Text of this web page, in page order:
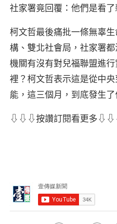
社家署竟回覆：他們是看了
柯文哲最後痛批一條無辜
構、雙北社會局，社家署
機關有沒有對兒福聯盟進
裡？柯文哲表示這是從中
能，這三個月，到底發生了
⇩⇩⇩按讚訂閱看更多